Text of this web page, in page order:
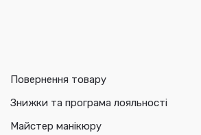
Повернення товару
Знижки та програма лояльності
Майстер манікюру